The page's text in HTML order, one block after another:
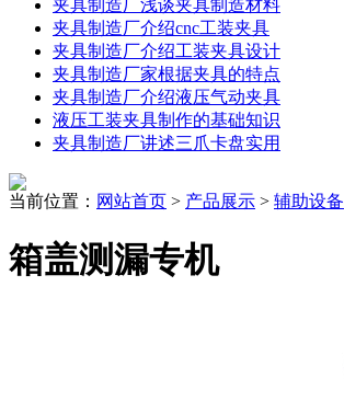
夹具制造厂浅谈夹具制造材料
夹具制造厂介绍cnc工装夹具
夹具制造厂介绍工装夹具设计
夹具制造厂家根据夹具的特点
夹具制造厂介绍液压气动夹具
液压工装夹具制作的基础知识
夹具制造厂讲述三爪卡盘实用
当前位置： 网站首页 > 产品展示 > 辅助设备
箱盖测漏专机